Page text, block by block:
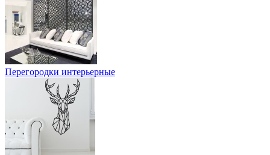
Перегородки интерьерные